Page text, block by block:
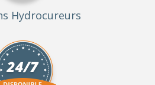
Hydrocureurs